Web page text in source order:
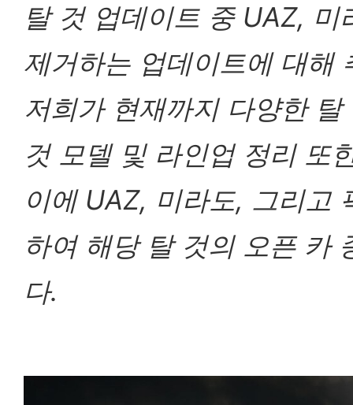
탈 것 업데이트 중 UAZ,
제거하는 업데이트에 대해
저희가 현재까지 다양한
것 모델 및 라인업 정리 또
이에 UAZ, 미라도, 그리고
하여 해당 탈 것의 오픈 카
다.